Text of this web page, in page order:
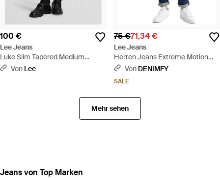
100 €
Lee Jeans
Luke Slim Tapered Medium
Stretch Jean Größe 28X32 -
Von Lee
75 €71,34 €
Lee Jeans
Herren Jeans Extreme Motion
Mvp Slim Tapered Fit - Blau
Von DENIMFY
SALE
Mehr sehen
Jeans von Top Marken